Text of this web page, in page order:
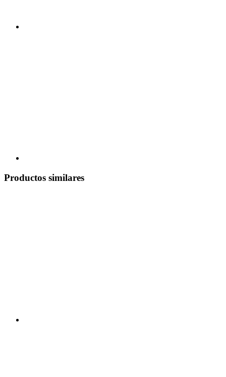
Productos similares